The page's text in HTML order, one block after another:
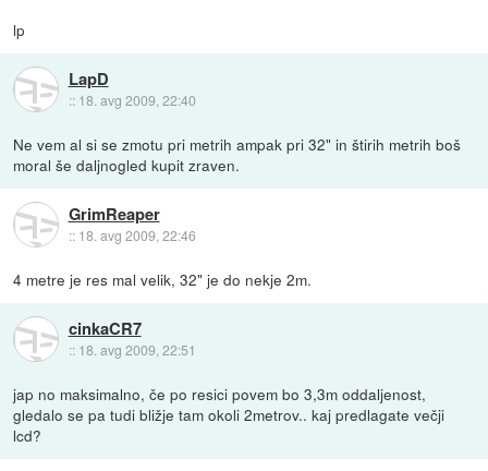
lp
LapD
:: 18. avg 2009, 22:40
Ne vem al si se zmotu pri metrih ampak pri 32" in štirih metrih boš
moral še daljnogled kupit zraven.
GrimReaper
:: 18. avg 2009, 22:46
4 metre je res mal velik, 32" je do nekje 2m.
cinkaCR7
:: 18. avg 2009, 22:51
jap no maksimalno, če po resici povem bo 3,3m oddaljenost,
gledalo se pa tudi bližje tam okoli 2metrov.. kaj predlagate večji
lcd?